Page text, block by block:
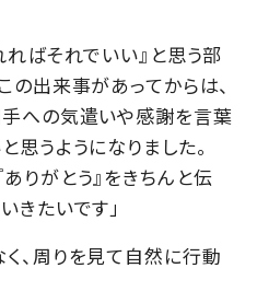
ればそれでいい』と思う部
の出来事があってからは、
への気遣いや感謝を言葉
思うようになりました。
りがとう』をきちんと伝
きたいです」
、周りを見て自然に行動